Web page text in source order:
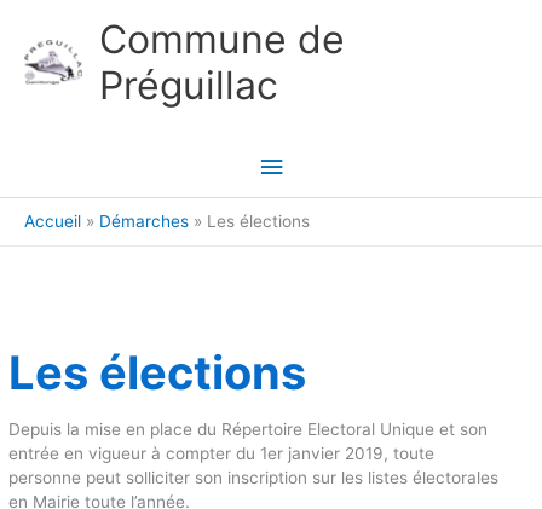
Commune de
Préguillac
Menu
principal
Accueil Démarches Les élections
Les élections
Depuis la mise en place du Répertoire Electoral Unique et son
entrée en vigueur à compter du 1er janvier 2019, toute
personne peut solliciter son inscription sur les listes électorales
en Mairie toute l’année.